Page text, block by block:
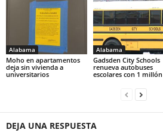
Alabama
Moho en apartamentos
deja sin vivienda a
universitarios
Alabama
Gadsden City Schools
renueva autobuses
escolares con 1 millón
DEJA UNA RESPUESTA